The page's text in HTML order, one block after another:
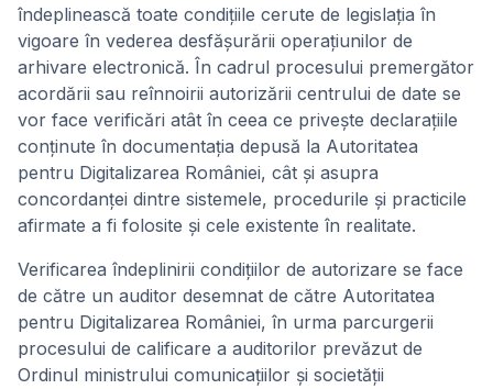
îndeplinească toate condiţiile cerute de legislaţia în
vigoare în vederea desfăşurării operaţiunilor de
arhivare electronică. În cadrul procesului premergător
acordării sau reînnoirii autorizării centrului de date se
vor face verificări atât în ceea ce priveşte declaraţiile
conţinute în documentaţia depusă la Autoritatea
pentru Digitalizarea României, cât şi asupra
concordanţei dintre sistemele, procedurile şi practicile
afirmate a fi folosite şi cele existente în realitate.
Verificarea îndeplinirii condiţiilor de autorizare se face
de către un auditor desemnat de către Autoritatea
pentru Digitalizarea României, în urma parcurgerii
procesului de calificare a auditorilor prevăzut de
Ordinul ministrului comunicaţiilor şi societăţii